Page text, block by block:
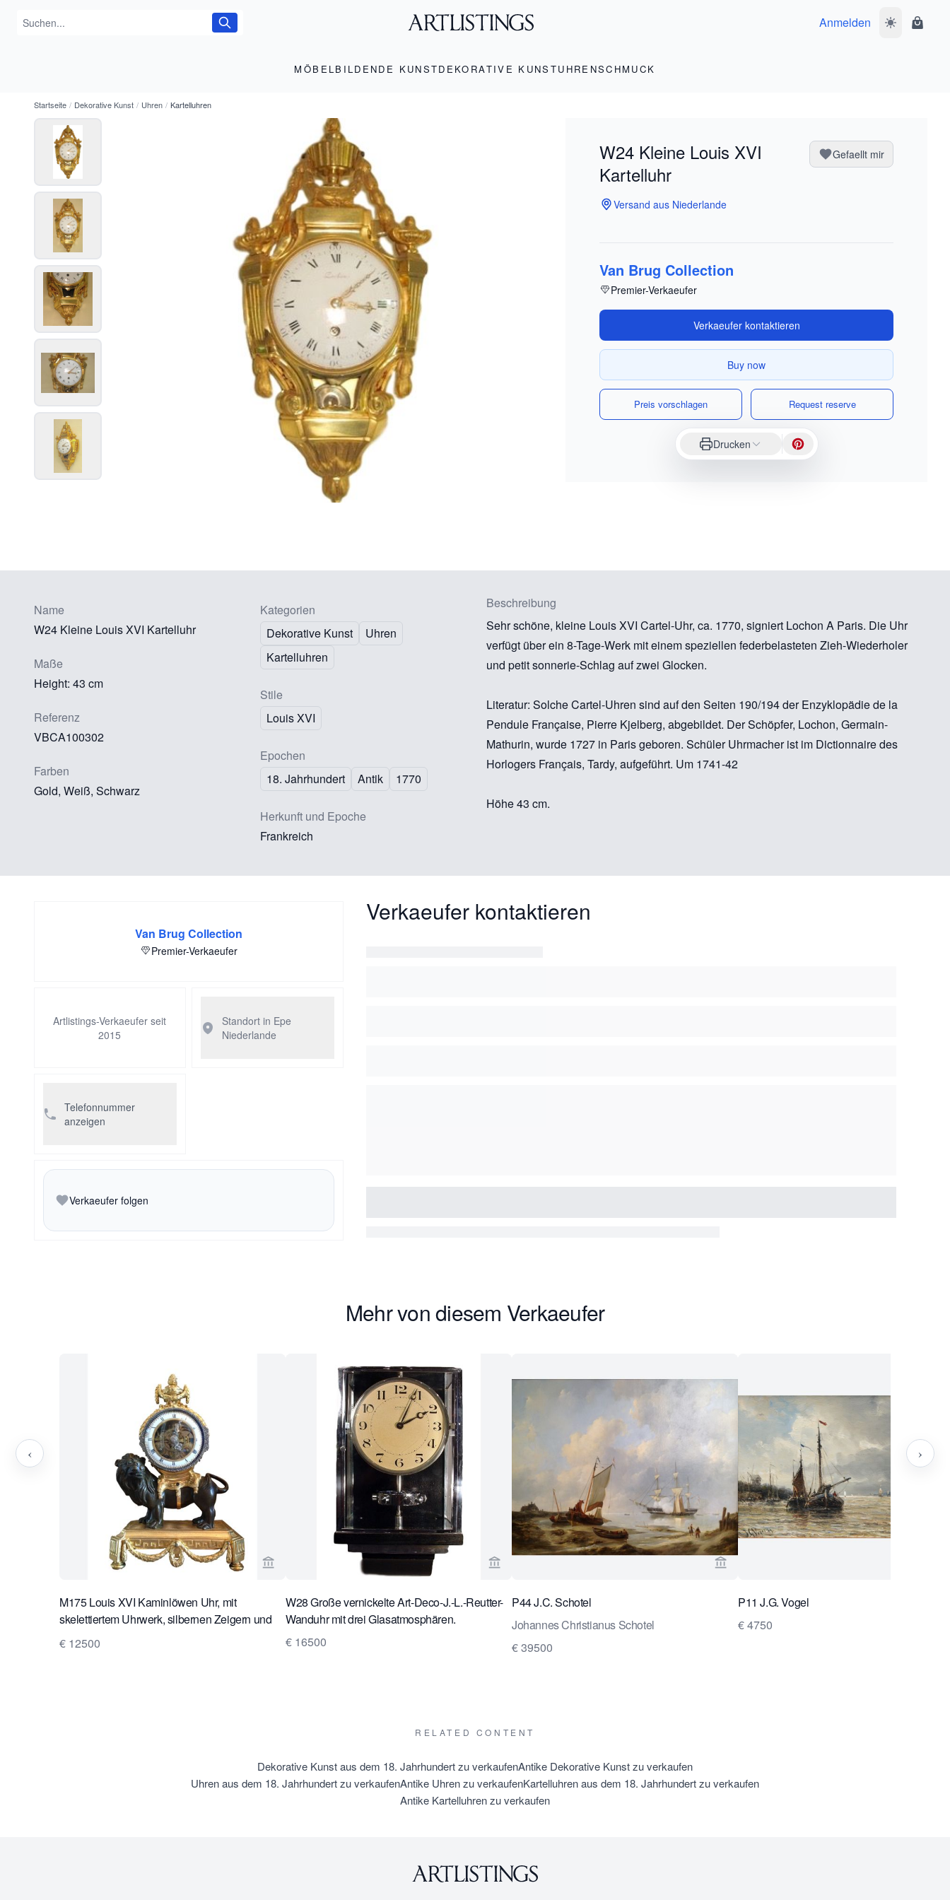
Anmelden
MÖBELBILDENDE KUNSTDEKORATIVE KUNSTUHRENSCHMUCK
Startseite / Dekorative Kunst / Uhren / Kartelluhren
W24 Kleine Louis XVI
Kartelluhr
Gefaellt mir
Versand aus Niederlande
Van Brug Collection
Premier-Verkaeufer
Verkaeufer kontaktieren
Buy now
Preis vorschlagen Request reserve
Drucken
Name
W24 Kleine Louis XVI Kartelluhr
Maße
Height: 43 cm
Referenz
VBCA100302
Farben
Gold, Weiß, Schwarz
Kategorien
Dekorative Kunst
Uhren
Kartelluhren
Stile
Louis XVI
Epochen
18. Jahrhundert
Antik 1770
Herkunft und Epoche
Frankreich
Beschreibung
Sehr schöne, kleine Louis XVI Cartel-Uhr, ca. 1770, signiert Lochon A Paris. Die Uhr
verfügt über ein 8-Tage-Werk mit einem speziellen federbelasteten Zieh-Wiederholer
und petit sonnerie-Schlag auf zwei Glocken.
Literatur: Solche Cartel-Uhren sind auf den Seiten 190/194 der Enzyklopädie de la
Pendule Française, Pierre Kjelberg, abgebildet. Der Schöpfer, Lochon, Germain-
Mathurin, wurde 1727 in Paris geboren. Schüler Uhrmacher ist im Dictionnaire des
Horlogers Français, Tardy, aufgeführt. Um 1741-42
Höhe 43 cm.
Van Brug Collection
Premier-Verkaeufer
Artlistings-Verkaeufer seit
2015
Standort in Epe
Niederlande
Telefonnummer
anzeigen
Verkaeufer folgen
Verkaeufer kontaktieren
Mehr von diesem Verkaeufer
Verkaeuferseite von Van Brug Collection ansehen
M175 Louis XVI Kaminlöwen Uhr, mit
skelettiertem Uhrwerk, silbernen Zeigern und
Rahmen auf der Lünette und Schlag auf einer
silbernen Glocke
€ 12500
Verkaeuferseite von Van Brug Collection ansehen
W28 Große vernickelte Art-Deco-J.-L.-Reutter-
Wanduhr mit drei Glasatmosphären.
€ 16500
Verkaeuferseite von Van Brug Collection
P44 J.C. Schotel
Johannes Christianus Schotel
€ 39500
P11 J.G. Vogel
€ 4750
‹ ›
RELATED CONTENT
Dekorative Kunst aus dem 18. Jahrhundert zu verkaufenAntike Dekorative Kunst zu verkaufen
Uhren aus dem 18. Jahrhundert zu verkaufenAntike Uhren zu verkaufenKartelluhren aus dem 18. Jahrhundert zu verkaufen
Antike Kartelluhren zu verkaufen